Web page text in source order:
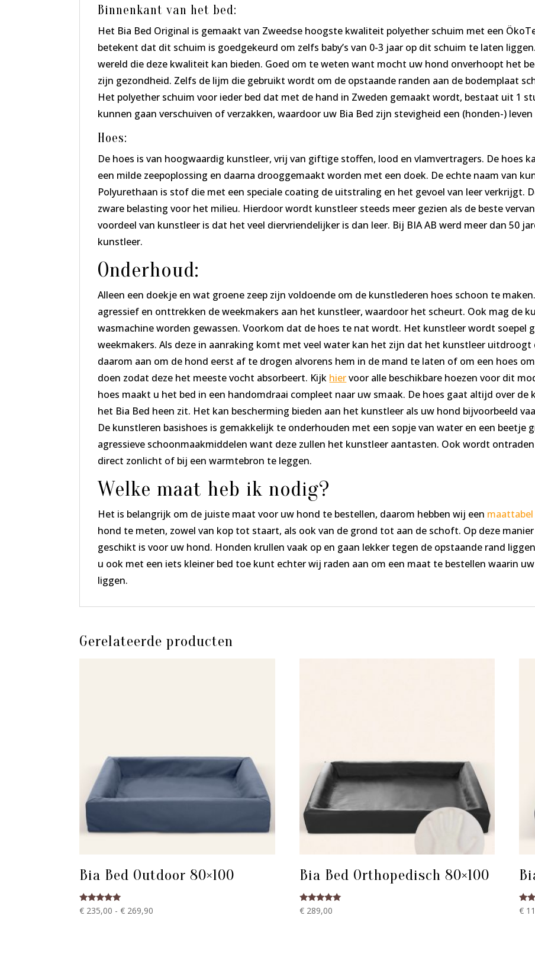
Binnenkant van het bed:
Het Bia Bed Original is gemaakt van Zweedse hoogste kwaliteit polyether schuim met een
betekent dat dit schuim is goedgekeurd om zelfs baby’s van 0-3 jaar op dit schuim te laten
wereld die deze kwaliteit kan bieden. Goed om te weten want mocht uw hond onverhoopt het
zijn gezondheid. Zelfs de lijm die gebruikt wordt om de opstaande randen aan de bodemplaat
Het polyether schuim voor ieder bed dat met de hand in Zweden gemaakt wordt, bestaat uit 1
kunnen gaan verschuiven of verzakken, waardoor uw Bia Bed zijn stevigheid een (honden-)
Hoes:
De hoes is van hoogwaardig kunstleer, vrij van giftige stoffen, lood en vlamvertragers. De hoes
een milde zeepoplossing en daarna drooggemaakt worden met een doek. De echte naam van
Polyurethaan is stof die met een speciale coating de uitstraling en het gevoel van leer verkrijgt.
zware belasting voor het milieu. Hierdoor wordt kunstleer steeds meer gezien als de beste
voordeel van kunstleer is dat het veel diervriendelijker is dan leer. Bij BIA AB werd meer dan 50
kunstleer.
Onderhoud:
Alleen een doekje en wat groene zeep zijn voldoende om de kunstlederen hoes schoon te
agressief en onttrekken de weekmakers aan het kunstleer, waardoor het scheurt. Ook mag de
wasmachine worden gewassen. Voorkom dat de hoes te nat wordt. Het kunstleer wordt soepel
weekmakers. Als deze in aanraking komt met veel water kan het zijn dat het kunstleer
daarom aan om de hond eerst af te drogen alvorens hem in de mand te laten of om een hoes
doen zodat deze het meeste vocht absorbeert. Kijk hier voor alle beschikbare hoezen voor dit
hoes maakt u het bed in een handomdraai compleet naar uw smaak. De hoes gaat altijd over
het Bia Bed heen zit. Het kan bescherming bieden aan het kunstleer als uw hond bijvoorbeeld
De kunstleren basishoes is gemakkelijk te onderhouden met een sopje van water en een beetje
agressieve schoonmaakmiddelen want deze zullen het kunstleer aantasten. Ook wordt
direct zonlicht of bij een warmtebron te leggen.
Welke maat heb ik nodig?
Het is belangrijk om de juiste maat voor uw hond te bestellen, daarom hebben wij een maattabel
hond te meten, zowel van kop tot staart, als ook van de grond tot aan de schoft. Op deze
geschikt is voor uw hond. Honden krullen vaak op en gaan lekker tegen de opstaande rand
u ook met een iets kleiner bed toe kunt echter wij raden aan om een maat te bestellen waarin
liggen.
Gerelateerde producten
Bia Bed Outdoor 80×100
Gewaardeerd
5.00
€ 235,00 - € 269,90
Bia Bed Orthopedisch 80×100
Gewaardeerd
5.00
€289,00
5.00
€